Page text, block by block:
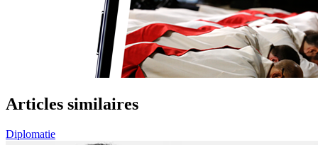
Articles similaires
Diplomatie